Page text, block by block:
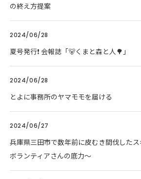
の終え方提案
2024/06/28
夏号発行❗️ 会報誌「🐻くまと森と人🌳」
2024/06/28
とよに事務所のヤマモモを届ける
2024/06/27
兵庫県三田市で数年前に皮むき間伐した
ボランティアさんの底力～